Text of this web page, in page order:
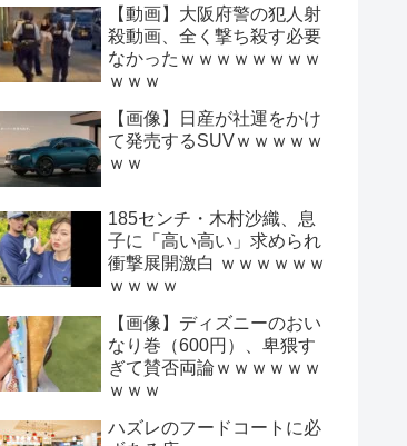
【動画】大阪府警の犯人射
殺動画、全く撃ち殺す必要
なかったｗｗｗｗｗｗｗｗ
ｗｗｗ
【画像】日産が社運をかけ
て発売するSUVｗｗｗｗｗ
ｗｗ
185センチ・木村沙織、息
子に「高い高い」求められ
衝撃展開激白 ｗｗｗｗｗｗ
ｗｗｗｗ
【画像】ディズニーのおい
なり巻（600円）、卑猥す
ぎて賛否両論ｗｗｗｗｗｗ
ｗｗｗ
ハズレのフードコートに必